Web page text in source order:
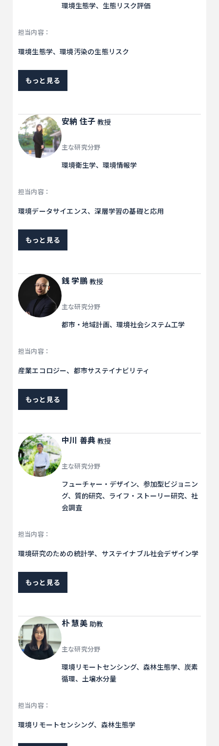
環境生態学、生態リスク評価
担当内容：
環境生態学、環境汚染の生態リスク
もっと見る
安納 住子教授
主な研究分野
環境衛生学、環境情報学
担当内容：
環境データサイエンス、深層学習の基礎と応用
もっと見る
銭 学鵬教授
主な研究分野
都市・地域計画、環境社会システム工学
担当内容：
産業エコロジー、都市サステイナビリティ
もっと見る
中川 善典教授
主な研究分野
フューチャー・デザイン、参加型ビジョニン
グ、質的研究、ライフ・ストーリー研究、社
会調査
担当内容：
環境研究のための統計学、サステイナブル社会デザイン学
もっと見る
朴 慧美助教
主な研究分野
環境リモートセンシング、森林生態学、炭素
循環、土壌水分量
担当内容：
環境リモートセンシング、森林生態学